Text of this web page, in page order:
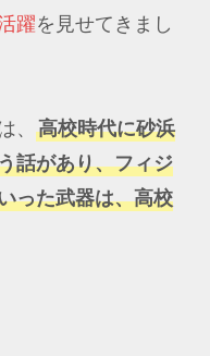
躍を見せてきまし
、 高校時代に砂浜
話があり、フィジ
った武器は、高校